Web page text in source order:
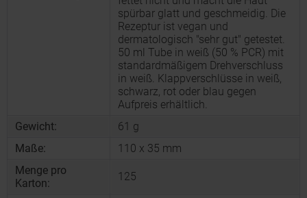
spürbar glatt und geschmeidig. Die
Rezeptur ist vegan und
dermatologisch "sehr gut" getestet.
50 ml Tube in weiß (50 % PCR) mit
standardmäßigem Drehverschluss
in weiß. Klappverschlüsse in weiß,
schwarz, rot oder blau gegen
Aufpreis erhältlich.
Gewicht:
61 g
Maße:
110 x 35 mm
Menge pro
Karton:
125